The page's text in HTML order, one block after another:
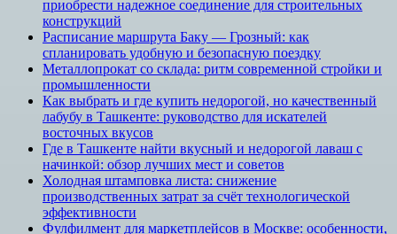
приобрести надежное соединение для строительных
конструкций
Расписание маршрута Баку — Грозный: как
спланировать удобную и безопасную поездку
Металлопрокат со склада: ритм современной стройки и
промышленности
Как выбрать и где купить недорогой, но качественный
лабубу в Ташкенте: руководство для искателей
восточных вкусов
Где в Ташкенте найти вкусный и недорогой лаваш с
начинкой: обзор лучших мест и советов
Холодная штамповка листа: снижение
производственных затрат за счёт технологической
эффективности
Фулфилмент для маркетплейсов в Москве: особенности,